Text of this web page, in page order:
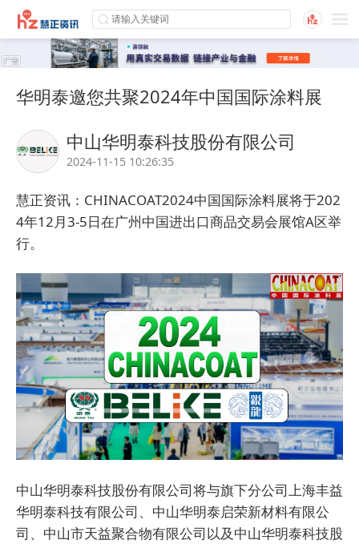
华明泰邀您共聚2024年中国国际涂料展
中山华明泰科技股份有限公司
2024-11-15 10:26:35
慧正资讯： CHINACOAT2024中国国际涂料展将于202
4年12月3-5日在广州中国进出口商品交易会展馆A区举
行。
中山华明泰科技股份有限公司将与旗下分公司上海丰益
华明泰科技有限公司、中山华明泰启荣新材料有限公
司、中山市天益聚合物有限公司以及中山华明泰科技股